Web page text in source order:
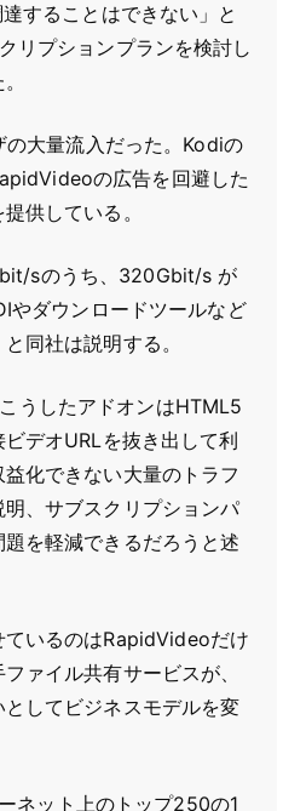
することはできない」と
リプションプランを検討し
大量流入だった。Kodiの
の広告を回避した
供している。
sのうち、320Gbit/s が
やダウンロードツールなど
同社は説明する。
うしたアドオンはHTML5
デオURLを抜き出して利
化できない大量のトラフ
、サブスクリプションパ
を軽減できるだろうと述
いるのはRapidVideoだけ
ァイル共有サービスが、
してビジネスモデルを変
ネット上のトップ250の1